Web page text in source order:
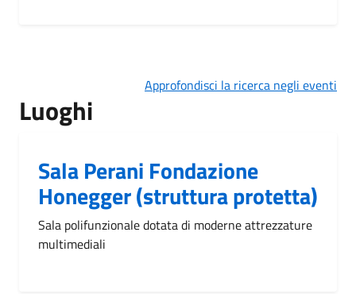
Approfondisci la ricerca negli eventi
Luoghi
Sala Perani Fondazione
Honegger (struttura protetta)
Sala polifunzionale dotata di moderne attrezzature
multimediali